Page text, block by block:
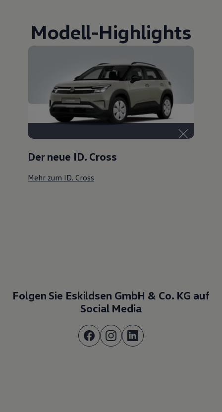
Modell-Highlights
Der neue ID. Cross
Mehr zum ID. Cross
Folgen Sie Eskildsen GmbH & Co. KG auf
Social Media